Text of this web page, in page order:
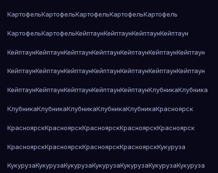
КартофельКартофельКартофельКартофельКартофель
КартофельКартофельКейптаунКейптаунКейптаунКейптаун
КейптаунКейптаунКейптаунКейптаунКейптаунКейптаунКейптаун
КейптаунКейптаунКейптаунКейптаунКейптаунКейптаунКейптаун
КейптаунКейптаунКейптаунКейптаунКейптаунКлубникаКлубника
КлубникаКлубникаКлубникаКлубникаКлубникаКрасноярск
КрасноярскКрасноярскКрасноярскКрасноярскКрасноярск
КрасноярскКрасноярскКрасноярскКрасноярскКукуруза
КукурузаКукурузаКукурузаКукурузаКукурузаКукурузаКукуруза